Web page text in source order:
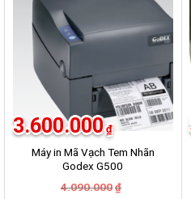
Máy in Mã Vạch Tem Nhãn
Godex G500
4.090.000 ₫
3.600.000 ₫